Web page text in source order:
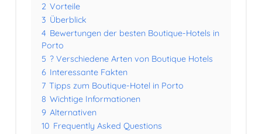
2 Vorteile
3 Überblick
4 Bewertungen der besten Boutique-Hotels in
Porto
5 ? Verschiedene Arten von Boutique Hotels
6 Interessante Fakten
7 Tipps zum Boutique-Hotel in Porto
8 Wichtige Informationen
9 Alternativen
10 Frequently Asked Questions